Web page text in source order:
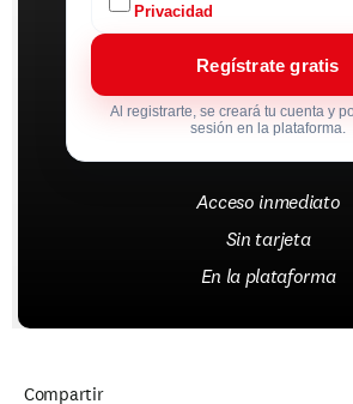
Privacidad
Regístrate gratis
Al registrarte, se creará tu cuenta y
sesión en la plataforma.
Acceso inmediato
Sin tarjeta
En la plataforma
Compartir